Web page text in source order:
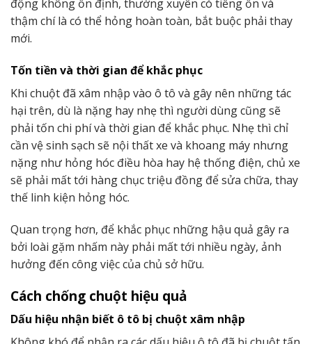
động không ổn định, thường xuyên có tiếng ồn và
thậm chí là có thể hỏng hoàn toàn, bắt buộc phải thay
mới.
Tốn tiền và thời gian để khắc phục
Khi chuột đã xâm nhập vào ô tô và gây nên những tác
hại trên, dù là nặng hay nhẹ thì người dùng cũng sẽ
phải tốn chi phí và thời gian để khắc phục. Nhẹ thì chỉ
cần vệ sinh sạch sẽ nội thất xe và khoang máy nhưng
nặng như hỏng hóc điều hòa hay hệ thống điện, chủ xe
sẽ phải mất tới hàng chục triệu đồng để sửa chữa, thay
thế linh kiện hỏng hóc.
Quan trọng hơn, để khắc phục những hậu quả gây ra
bởi loài gặm nhấm này phải mất tới nhiều ngày, ảnh
hưởng đến công việc của chủ sở hữu.
Cách chống chuột hiệu quả
Dấu hiệu nhận biết ô tô bị chuột xâm nhập